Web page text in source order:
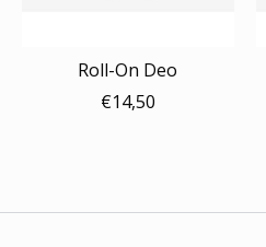
Roll-On Deo
€14,50